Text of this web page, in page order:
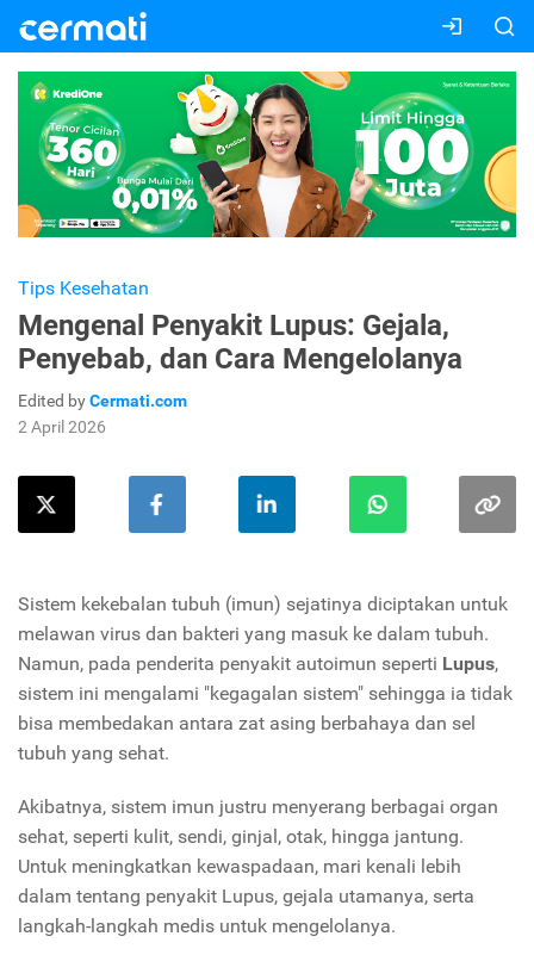
Tips Kesehatan
Mengenal Penyakit Lupus: Gejala,
Penyebab, dan Cara Mengelolanya
Edited byCermati.com
2 April 2026
Sistem kekebalan tubuh (imun) sejatinya diciptakan untuk
melawan virus dan bakteri yang masuk ke dalam tubuh.
Namun, pada penderita penyakit autoimun seperti Lupus,
sistem ini mengalami "kegagalan sistem" sehingga ia tidak
bisa membedakan antara zat asing berbahaya dan sel
tubuh yang sehat.
Akibatnya, sistem imun justru menyerang berbagai organ
sehat, seperti kulit, sendi, ginjal, otak, hingga jantung.
Untuk meningkatkan kewaspadaan, mari kenali lebih
dalam tentang penyakit Lupus, gejala utamanya, serta
langkah-langkah medis untuk mengelolanya.